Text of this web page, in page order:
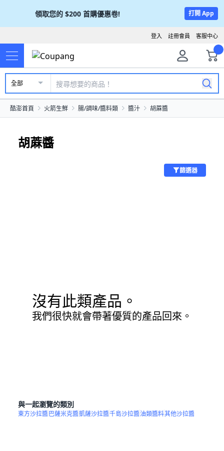
領取您的 $200 首購優惠卷! 打開 App
客服中心
註冊會員
登入
全部
酷澎首頁 火箭生鮮 腸/調味/醬料類 醬汁 胡蔴醬
胡蔴醬
篩選器
沒有此類產品。
我們很快就會帶著優質的產品回來。
與一起瀏覽的類別
東方沙拉醬巴薩米克醬凱薩沙拉醬千島沙拉醬油類醬料其他沙拉醬